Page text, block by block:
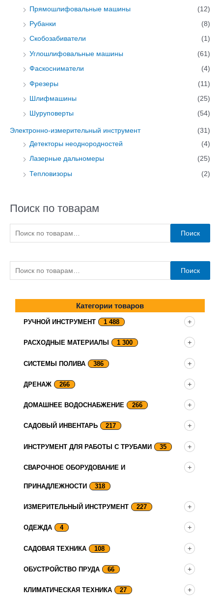
Прямошлифовальные машины (12)
Рубанки (8)
Скобозабиватели (1)
Углошлифовальные машины (61)
Фаскосниматели (4)
Фрезеры (11)
Шлифмашины (25)
Шуруповерты (54)
Электронно-измерительный инструмент
(31)
Детекторы неоднородностей
(4)
Лазерные дальномеры (25)
Тепловизоры (2)
Поиск по товарам
Поиск
Поиск
Категории товаров
РУЧНОЙ ИНСТРУМЕНТ 1 488
РАСХОДНЫЕ МАТЕРИАЛЫ 1 300
СИСТЕМЫ ПОЛИВА 386
ДРЕНАЖ 266
ДОМАШНЕЕ ВОДОСНАБЖЕНИЕ 266
САДОВЫЙ ИНВЕНТАРЬ 217
ИНСТРУМЕНТ ДЛЯ РАБОТЫ С ТРУБАМИ 35
СВАРОЧНОЕ ОБОРУДОВАНИЕ И
ПРИНАДЛЕЖНОСТИ 318
ИЗМЕРИТЕЛЬНЫЙ ИНСТРУМЕНТ 227
ОДЕЖДА 4
САДОВАЯ ТЕХНИКА 108
ОБУСТРОЙСТВО ПРУДА 66
КЛИМАТИЧЕСКАЯ ТЕХНИКА 27